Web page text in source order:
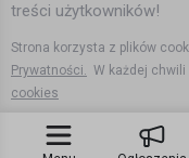
treści użytkowników!
Strona korzysta z plików
Prywatności. W każdej
cookies